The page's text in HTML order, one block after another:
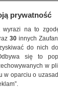
prywatność
wyrazi na to
30 innych
do nich
się to
w
w oparciu o